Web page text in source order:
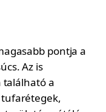
pontja a
Az is
található a
tufarétegek,